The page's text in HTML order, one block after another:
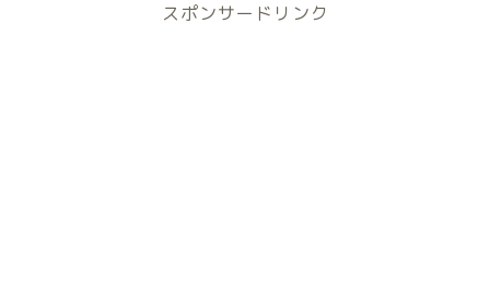
スポンサードリンク